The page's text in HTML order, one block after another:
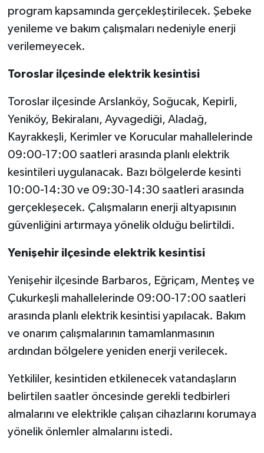
program kapsamında gerçekleştirilecek. Şebeke
yenileme ve bakım çalışmaları nedeniyle enerji
verilemeyecek.
Toroslar ilçesinde elektrik kesintisi
Toroslar ilçesinde Arslanköy, Soğucak, Kepirli,
Yeniköy, Bekiralanı, Ayvagediği, Aladağ,
Kayrakkeşli, Kerimler ve Korucular mahallelerinde
09:00-17:00 saatleri arasında planlı elektrik
kesintileri uygulanacak. Bazı bölgelerde kesinti
10:00-14:30 ve 09:30-14:30 saatleri arasında
gerçekleşecek. Çalışmaların enerji altyapısının
güvenliğini artırmaya yönelik olduğu belirtildi.
Yenişehir ilçesinde elektrik kesintisi
Yenişehir ilçesinde Barbaros, Eğriçam, Menteş ve
Çukurkeşli mahallelerinde 09:00-17:00 saatleri
arasında planlı elektrik kesintisi yapılacak. Bakım
ve onarım çalışmalarının tamamlanmasının
ardından bölgelere yeniden enerji verilecek.
Yetkililer, kesintiden etkilenecek vatandaşların
belirtilen saatler öncesinde gerekli tedbirleri
almalarını ve elektrikle çalışan cihazlarını korumaya
yönelik önlemler almalarını istedi.